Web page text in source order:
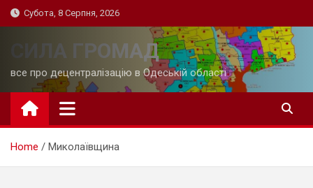
Skip
to
Субота, 8 Серпня, 2026
СИЛА ГРОМАД
все про децентралізацію в Одеській області
Home Миколаївщина